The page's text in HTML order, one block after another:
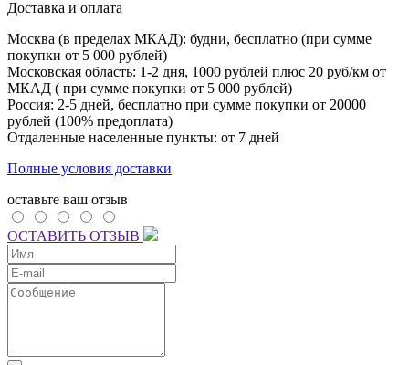
Доставка и оплата
Москва (в пределах МКАД): будни, бесплатно (при сумме
покупки от 5 000 рублей)
Московская область: 1-2 дня, 1000 рублей плюс 20 руб/км от
МКАД ( при сумме покупки от 5 000 рублей)
Россия: 2-5 дней, бесплатно при сумме покупки от 20000
рублей (100% предоплата)
Отдаленные населенные пункты: от 7 дней
Полные условия доставки
оставьте ваш отзыв
ОСТАВИТЬ ОТЗЫВ